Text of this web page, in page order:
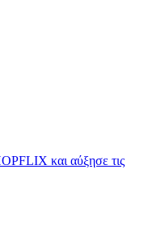
και αύξησε τις